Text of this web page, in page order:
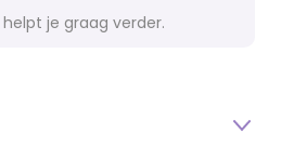
helpt je graag verder.